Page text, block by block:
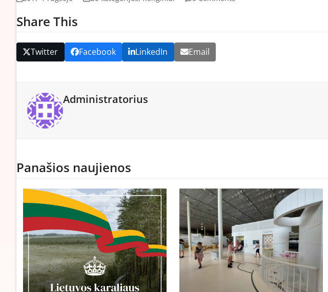
Share This
Twitter Facebook LinkedIn Email
Administratorius
Panašios naujienos